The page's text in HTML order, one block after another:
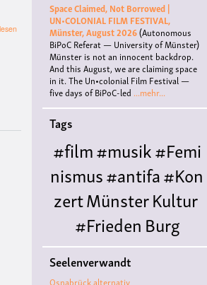
Widerstand,
Selbstverwaltung
gesellschaftlicher
Space Claimed, Not Borrowed |
UN•COLONIAL FILM FESTIVAL,
Münster, August 2026(Autonomous
BiPoC Referat — University of Münster)
Münster is not an innocent backdrop.
And this August, we are claiming space
in it. The Un•colonial Film Festival —
five days of BiPoC-led ...mehr...
Tags
#film#musik#Femi
nismus#antifa#Kon
zertMünsterKultur
#FriedenBurg
Hülshoffliteratur#
Queer#Workshop
Seelenverwandt
Osnabrück alternativ